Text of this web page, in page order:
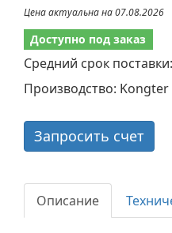
Цена актуальна на 07.08.2026
Доступно под заказ
Средний срок
Производство: Kongter
Запросить счет
Описание